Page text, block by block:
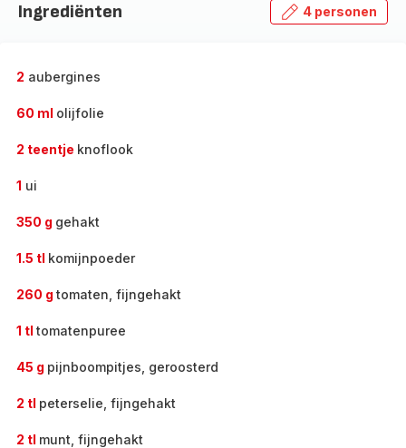
Ingrediënten 4 personen
2 aubergines
60 ml olijfolie
2 teentje knoflook
1 ui
350 g gehakt
1.5 tl komijnpoeder
260 g tomaten, fijngehakt
1 tl tomatenpuree
45 g pijnboompitjes, geroosterd
2 tl peterselie, fijngehakt
2 tl munt, fijngehakt